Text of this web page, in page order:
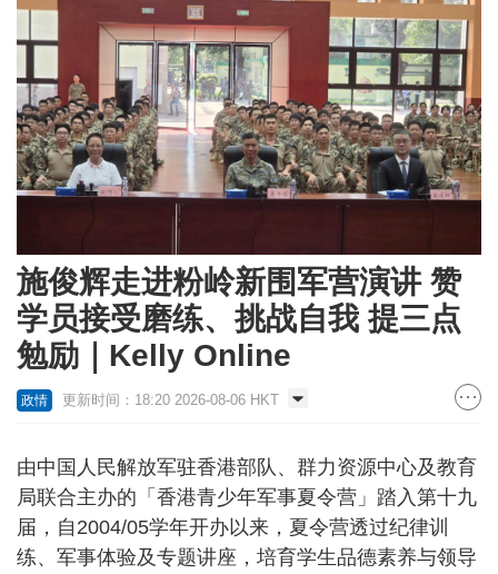
施俊辉走进粉岭新围军营演讲 赞
学员接受磨练、挑战自我 提三点
勉励｜Kelly Online
政情 更新时间：18:20 2026-08-06 HKT
由中国人民解放军驻香港部队、群力资源中心及教育
局联合主办的「香港青少年军事夏令营」踏入第十九
届，自2004/05学年开办以来，夏令营透过纪律训
练、军事体验及专题讲座，培育学生品德素养与领导